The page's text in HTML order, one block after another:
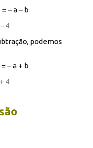
– a – b
4
podemos
– a + b
4